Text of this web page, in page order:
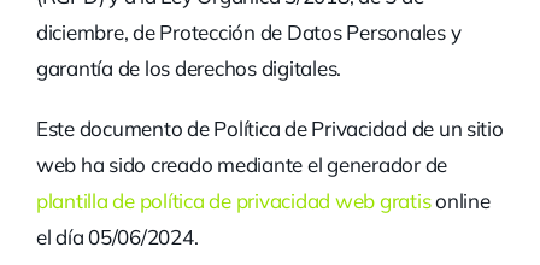
diciembre, de Protección de Datos Personales y
garantía de los derechos digitales.
Este documento de Política de Privacidad de un sitio
web ha sido creado mediante el generador de
plantilla de política de privacidad web gratisonline
el día 05/06/2024.